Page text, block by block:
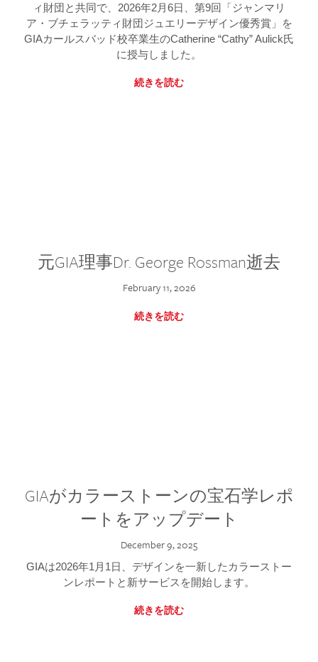
ィ財団と共同で、2026年2月6日、第9回「ジャンマリ
ア・ブチェラッティ財団ジュエリーデザイン優秀賞」を
GIAカールスバッド校卒業生のCatherine “Cathy” Aulick氏
に授与しました。
続きを読む
元GIA理事Dr. George Rossman逝去
February 11, 2026
続きを読む
GIAがカラーストーンの宝石学レポ
ートをアップデート
December 9, 2025
GIAは2026年1月1日、デザインを一新したカラーストー
ンレポートと新サービスを開始します。
続きを読む